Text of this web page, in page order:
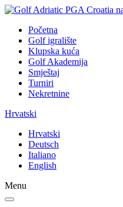
Početna
Golf igralište
Klupska kuća
Golf Akademija
Smještaj
Turniri
Nekretnine
Hrvatski
Hrvatski
Deutsch
Italiano
English
Menu